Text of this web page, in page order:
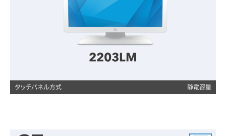
2203LM
タッチパネル方式 静電容量